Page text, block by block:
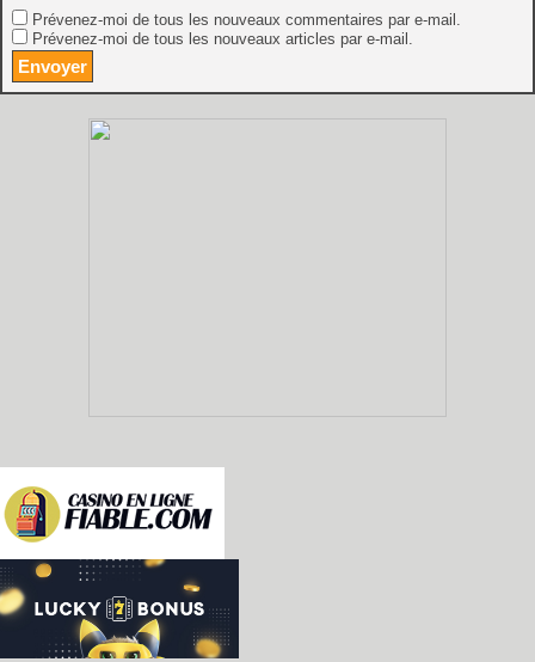
Prévenez-moi de tous les nouveaux commentaires par e-mail.
Prévenez-moi de tous les nouveaux articles par e-mail.